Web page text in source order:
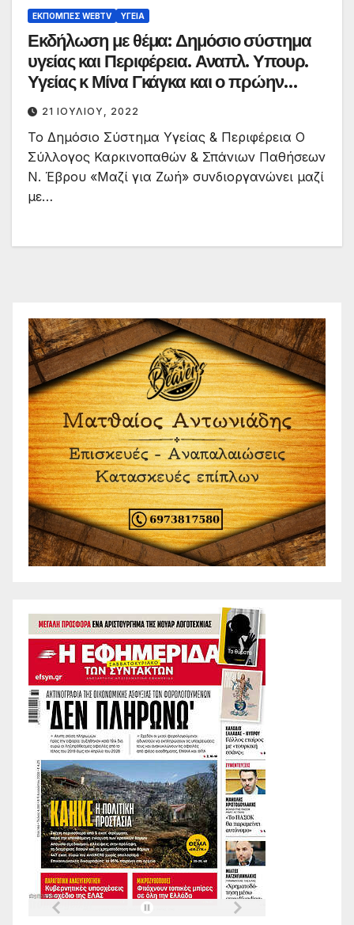
ΕΚΠΟΜΠΈΣ WEBTV ΥΓΕΊΑ
Εκδήλωση με θέμα: Δημόσιο σύστημα
υγείας και Περιφέρεια. Αναπλ. Υπουρ.
Υγείας κ Μίνα Γκάγκα και ο πρώην
Υπουργ. Υγείας, Τομεάρχης Υγείας
ΣΥΡΙΖΑ κ Ανδρέας Ξανθός. Παρασκευή
22/7 έναρξη live ώρα 18:45
21 ΙΟΥΛΊΟΥ, 2022
Το Δημόσιο Σύστημα Υγείας & Περιφέρεια Ο
Σύλλογος Καρκινοπαθών & Σπάνιων Παθήσεων
Ν. Έβρου «Μαζί για Ζωή» συνδιοργανώνει μαζί
με…